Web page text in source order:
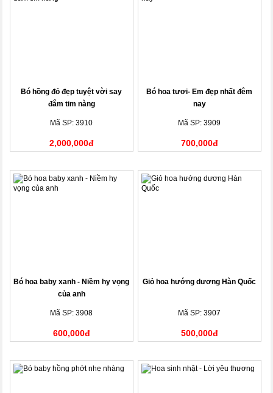
Bó hồng đỏ đẹp tuyệt vời say
đắm tim nàng
Mã SP: 3910
2,000,000đ
Bó hoa tươi- Em đẹp nhất đêm
nay
Mã SP: 3909
700,000đ
Bó hoa baby xanh - Niềm hy vọng
của anh
Mã SP: 3908
600,000đ
Giỏ hoa hướng dương Hàn Quốc
Mã SP: 3907
500,000đ